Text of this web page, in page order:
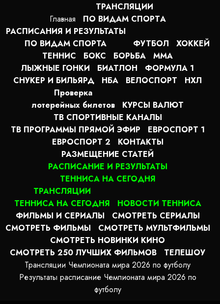
Главная
ТРАНСЛЯЦИИ
ПО ВИДАМ СПОРТA
РАСПИСАНИЯ И РЕЗУЛЬТАТЫ
ПО ВИДАМ СПОРТА
ФУТБОЛ
ХОККЕЙ
ТЕННИС
БОКС БОРЬБА
MMA
ЛЫЖНЫЕ ГОНКИ
БИАТЛОН
ФОРМУЛА 1
СНУКЕР И БИЛЬЯРД
НБА ВЕЛОСПОРТ
НХЛ
Проверка
лотерейных билетов
КУРСЫ ВАЛЮТ
ТВ СПОРТИВНЫЕ КАНАЛЫ
ТВ ПРОГРАММЫ ПРЯМОЙ ЭФИР
ЕВРОСПОРТ 1
ЕВРОСПОРТ 2
КОНТАКТЫ
РАЗМЕЩЕНИЕ СТАТЕЙ
РАСПИСАНИЕ И РЕЗУЛЬТАТЫ
ТЕННИСА НА СЕГОДНЯ
ТРАНСЛЯЦИИ
ТЕННИСА НА СЕГОДНЯ
НОВОСТИ ТЕННИСА
ФИЛЬМЫ И СЕРИАЛЫ
СМОТРЕТЬ СЕРИАЛЫ
СМОТРЕТЬ ФИЛЬМЫ
СМОТРЕТЬ МУЛЬТФИЛЬМЫ
СМОТРЕТЬ НОВИНКИ КИНО
СМОТРЕТЬ 250 ЛУЧШИХ ФИЛЬМОВ
ТЕЛЕШОУ
Трансляции Чемпионата мира 2026 по футболу
Результаты расписание Чемпионата мира 2026 по
футболу